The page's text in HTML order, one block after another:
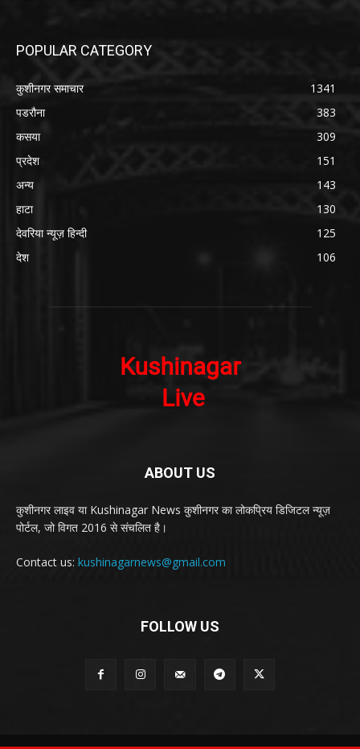
POPULAR CATEGORY
कुशीनगर समाचार
1341
पडरौना
383
कसया
309
प्रदेश
151
अन्य
143
हाटा
130
देवरिया न्यूज़ हिन्दी
125
देश
106
ABOUT US
कुशीनगर लाइव या Kushinagar News कुशीनगर का लोकप्रिय डिजिटल न्यूज़
पोर्टल, जो विगत 2016 से संचलित है।
Contact us: kushinagarnews@gmail.com
FOLLOW US